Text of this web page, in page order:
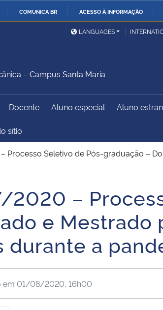
COMUNICA BR ACESSO À INFORMAÇÃO
Ministério das Relações
Exteriores
Regional
Controladoria-Geral da
LANGUAGES
– Campus Santa Maria
Docente Aluno especial Aluno
sítio
Processo Seletivo de Pós-graduação –
2020 –
e Mestrado
a
em 01/08/2020, 16h00